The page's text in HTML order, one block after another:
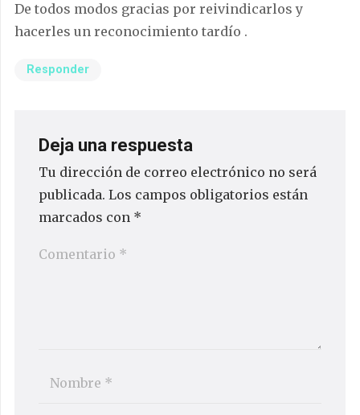
De todos modos gracias por reivindicarlos y
hacerles un reconocimiento tardío .
Responder
Deja una respuesta
Tu dirección de correo electrónico no será
publicada. Los campos obligatorios están
marcados con *